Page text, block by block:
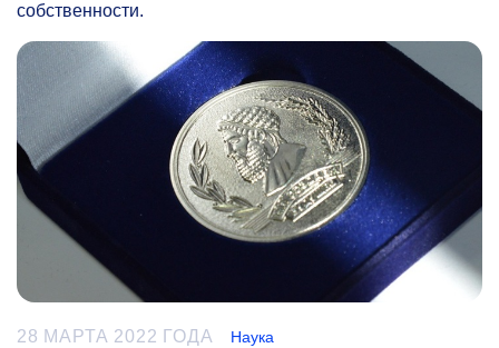
собственности.
28 МАРТА 2022 ГОДА Наука